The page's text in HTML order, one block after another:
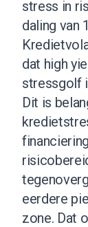
stress in
daling van
dat high
stressgolf
Dit is
eerdere
zone. Dat